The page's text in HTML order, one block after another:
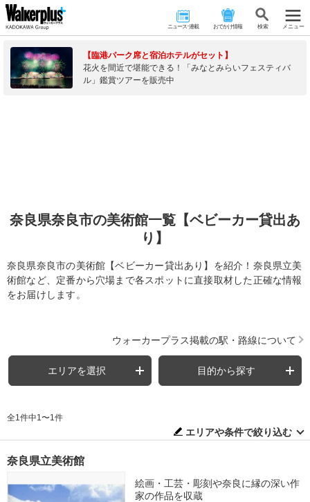
ニュース･連載 おでかけ情報 検 索 メニュー
【臨港パーク席と宿泊ホテルがセット】
花火を間近で堪能できる！「みなとみらいフェスティバ
ル」鑑賞ツアーを販売中
奈良県奈良市の美術館一覧【ベビーカー貸出あ
り】
奈良県奈良市の美術館【ベビーカー貸出あり】を紹介！奈良県立美
術館など、定番から穴場まで各スポットに直接取材した正確な情報
をお届けします。
ウォーカープラス掲載の駅・路線について
エリアを選択 目的から探す
全1件中1〜1件
エリアや条件で絞り込む
奈良県立美術館
絵画・工芸・彫刻や奈良に縁の深い作
家の作品を収蔵